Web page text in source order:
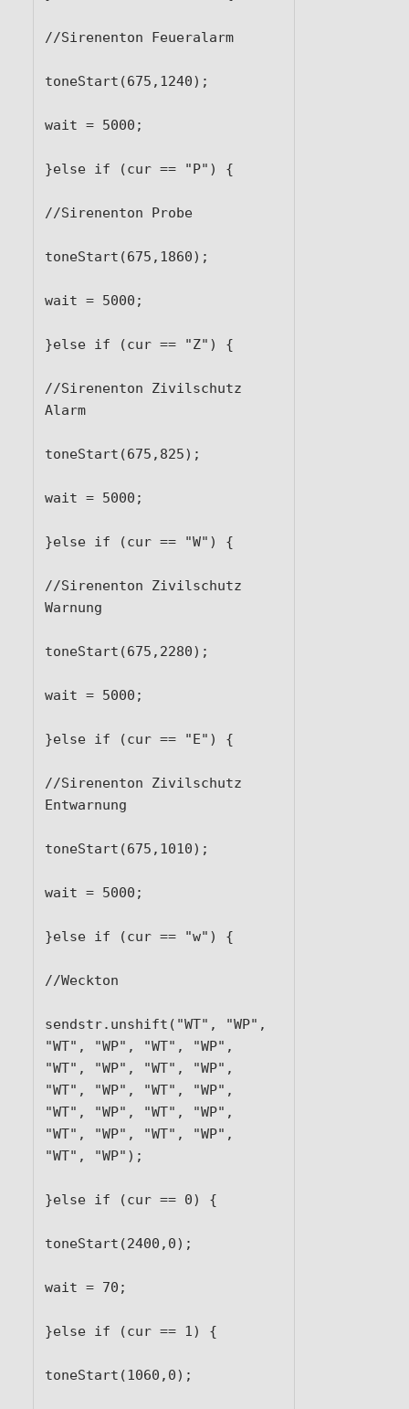
//Sirenenton Feueralarm
toneStart(675,1240);
wait = 5000;
}else if (cur == "P") {
//Sirenenton Probe
toneStart(675,1860);
wait = 5000;
}else if (cur == "Z") {
//Sirenenton Zivilschutz
Alarm
toneStart(675,825);
wait = 5000;
}else if (cur == "W") {
//Sirenenton Zivilschutz
Warnung
toneStart(675,2280);
wait = 5000;
}else if (cur == "E") {
//Sirenenton Zivilschutz
Entwarnung
toneStart(675,1010);
wait = 5000;
}else if (cur == "w") {
//Weckton
sendstr.unshift("WT", "WP",
"WT", "WP", "WT", "WP",
"WT", "WP", "WT", "WP",
"WT", "WP", "WT", "WP",
"WT", "WP", "WT", "WP",
"WT", "WP", "WT", "WP",
"WT", "WP");
}else if (cur == 0) {
toneStart(2400,0);
wait = 70;
}else if (cur == 1) {
toneStart(1060,0);